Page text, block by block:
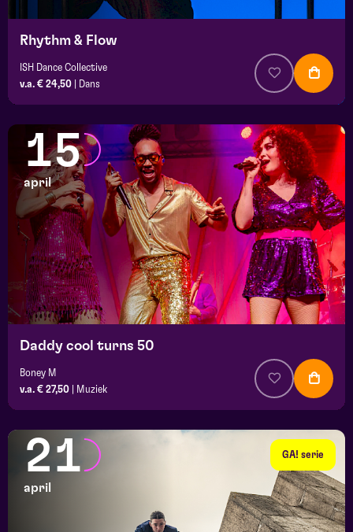
Rhythm & Flow
ISH Dance Collective
v.a. € 24,50
Dans
15
april
Daddy cool turns 50
Boney M
v.a. € 27,50
Muziek
GA! serie
21
april